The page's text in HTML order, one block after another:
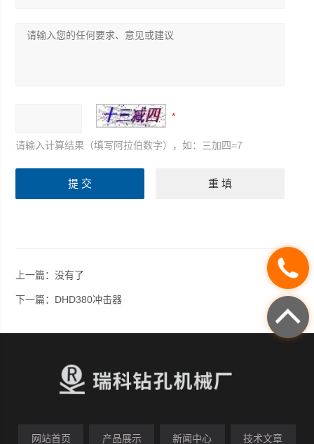
请输入计算结果（填写阿拉伯数字），如：三加四=7
上一篇：没有了
下一篇： DHD380冲击器
网站首页 产品展示 新闻中心 技术文章